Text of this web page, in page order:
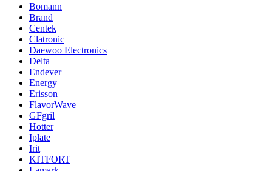
Bomann
Brand
Centek
Clatronic
Daewoo Electronics
Delta
Endever
Energy
Erisson
FlavorWave
GFgril
Hotter
Iplate
Irit
KITFORT